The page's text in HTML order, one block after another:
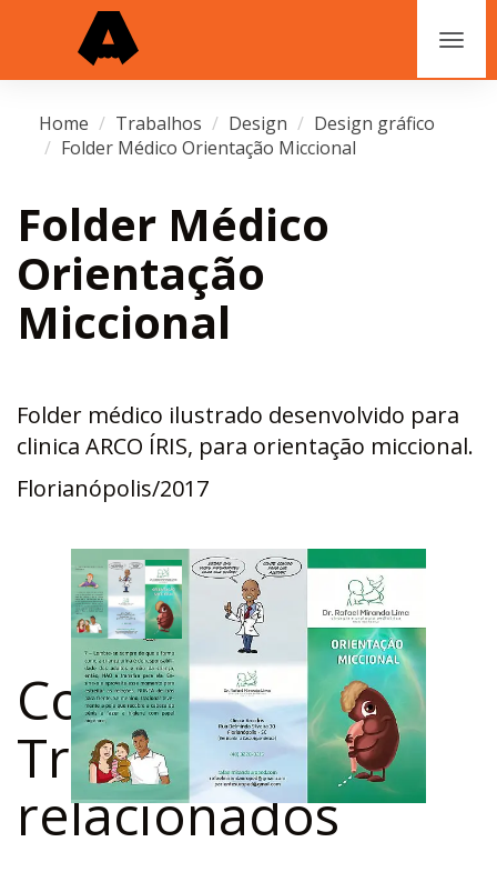
Home Trabalhos Design
Design gráfico
Folder Médico Orientação Miccional
Folder Médico
Orientação
Miccional
Folder médico ilustrado desenvolvido para
clinica ARCO ÍRIS, para orientação miccional.
Florianópolis/2017
Confira outros
Trabalhos
relacionados